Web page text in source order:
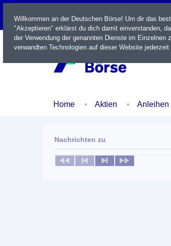
LIVE
Home Aktien Anleihen
Nachrichten zu
Keine News verfügbar
Willkommen an der Deutschen Börse! Um dir das
"Akzeptieren" erklärst du dich damit einverstanden,
der Verwendung der genannten Dienste im
verwandten Technologien auf dieser Website